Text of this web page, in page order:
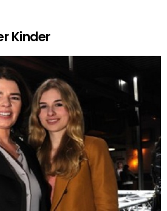
Kinder